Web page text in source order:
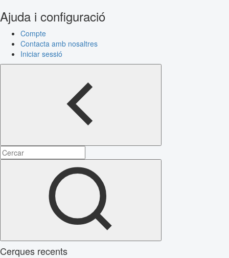
Ajuda i configuració
Compte
Contacta amb nosaltres
Iniciar sessió
Cerques recents